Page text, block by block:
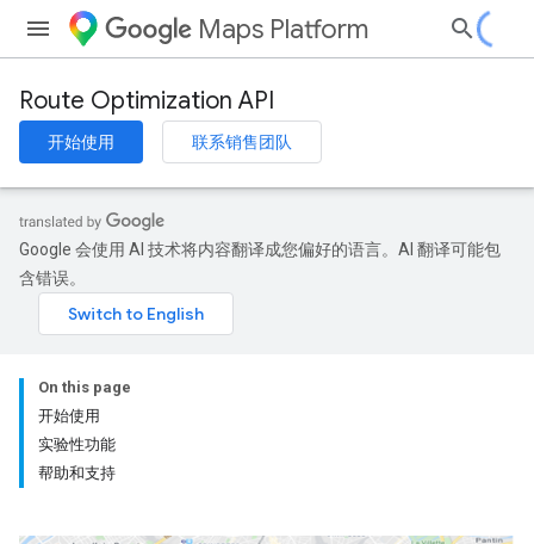
Maps Platform
Route Optimization API
开始使用 联系销售团队
Google 会使用 AI 技术将内容翻译成您偏好的语言。AI 翻译可能包
含错误。
On this page
开始使用
实验性功能
帮助和支持